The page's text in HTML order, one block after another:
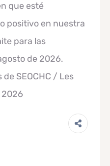
que esté
positivo en nuestra
para las
de 2026.
SEOCHC / Les